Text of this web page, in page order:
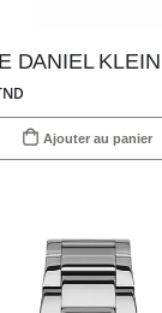
DANIEL
Ajouter au panier